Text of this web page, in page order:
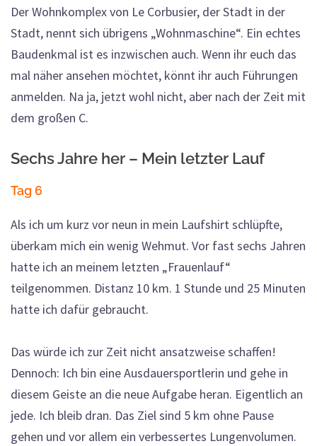
Der Wohnkomplex von Le Corbusier, der Stadt in der
Stadt, nennt sich übrigens „Wohnmaschine“. Ein echtes
Baudenkmal ist es inzwischen auch. Wenn ihr euch das
mal näher ansehen möchtet, könnt ihr auch Führungen
anmelden. Na ja, jetzt wohl nicht, aber nach der Zeit mit
dem großen C.
Sechs Jahre her – Mein letzter Lauf
Tag 6
Als ich um kurz vor neun in mein Laufshirt schlüpfte,
überkam mich ein wenig Wehmut. Vor fast sechs Jahren
hatte ich an meinem letzten „Frauenlauf“
teilgenommen. Distanz 10 km. 1 Stunde und 25 Minuten
hatte ich dafür gebraucht.
Das würde ich zur Zeit nicht ansatzweise schaffen!
Dennoch: Ich bin eine Ausdauersportlerin und gehe in
diesem Geiste an die neue Aufgabe heran. Eigentlich an
jede. Ich bleib dran. Das Ziel sind 5 km ohne Pause
gehen und vor allem ein verbessertes Lungenvolumen.